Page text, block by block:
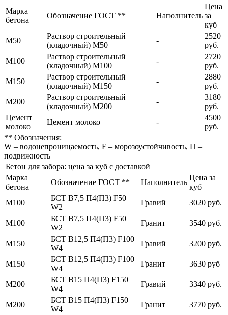
Марка
бетона
Обозначение ГОСТ ** Наполнитель
Цена
за
куб
М50
Раствор строительный
(кладочный) М50
-
2520
руб.
М100
Раствор строительный
(кладочный) М100
-
2720
руб.
М150
Раствор строительный
(кладочный) М150
-
2880
руб.
М200
Раствор строительный
(кладочный) М200
-
3180
руб.
Цемент
молоко
Цемент молоко -
4500
руб.
** Обозначения:
W – водонепроницаемость, F – морозоустойчивость, П –
подвижность
Бетон для забора: цена за куб с доставкой
Марка
бетона
Обозначение ГОСТ ** Наполнитель
Цена за
куб
М100
БСТ В7,5 П4(П3) F50
W2
Гравий 3020 руб.
М100
БСТ В7,5 П4(П3) F50
W2
Гранит 3540 руб.
М150
БСТ В12,5 П4(П3) F100
W4
Гравий 3200 руб.
М150
БСТ В12,5 П4(П3) F100
W4
Гранит 3630 руб
М200
БСТ В15 П4(П3) F150
W4
Гравий 3340 руб.
М200
БСТ В15 П4(П3) F150
W4
Гранит 3770 руб.